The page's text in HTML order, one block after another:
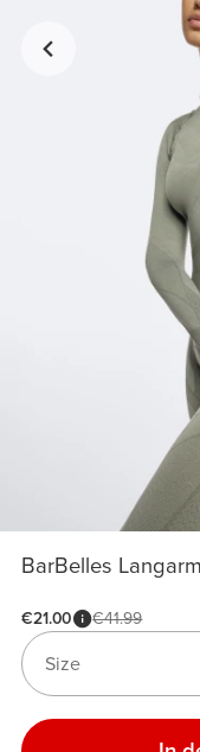
BarBelles
€21.00 €41.99
Size